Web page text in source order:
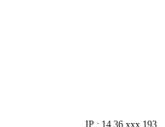
IP : 14.36.xxx.193